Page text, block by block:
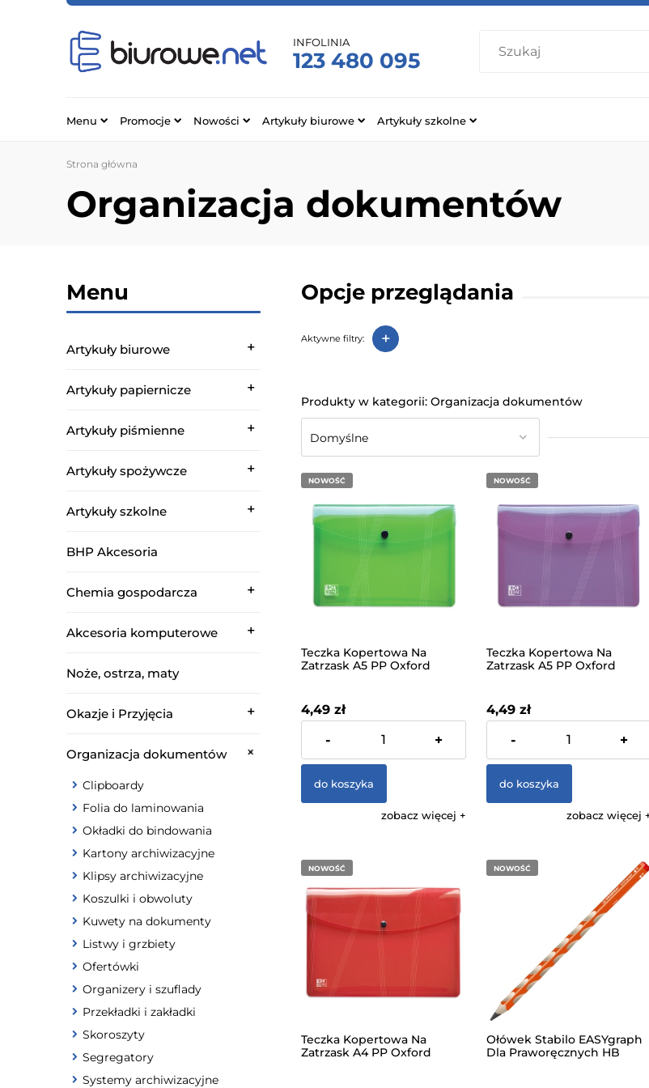
INFOLINIA
123 480 095
Menu Promocje Nowości Artykuły biurowe Artykuły szkolne
Strona główna
Organizacja dokumentów
Menu
Artykuły biurowe
Artykuły papiernicze
Artykuły piśmienne
Artykuły spożywcze
Artykuły szkolne
BHP Akcesoria
Chemia gospodarcza
Akcesoria komputerowe
Noże, ostrza, maty
Okazje i Przyjęcia
Organizacja dokumentów
Clipboardy
Folia do laminowania
Okładki do bindowania
Kartony archiwizacyjne
Klipsy archiwizacyjne
Koszulki i obwoluty
Kuwety na dokumenty
Listwy i grzbiety
Ofertówki
Organizery i szuflady
Przekładki i zakładki
Skoroszyty
Segregatory
Systemy archiwizacyjne
Opcje przeglądania
Aktywne filtry: +
Organizacja dokumentów
Teczka Kopertowa Na
Zatrzask A5 PP Oxford
4,49 zł
zawiera 23% VAT, bez kosztów
- +
do koszyka
zobacz więcej
NOWOŚĆ
Teczka Kopertowa Na
Zatrzask A5 PP Oxford
4,49 zł
zawiera 23% VAT, bez kosztów
- +
do koszyka
zobacz więcej
NOWOŚĆ
Teczka Kopertowa Na
Zatrzask A4 PP Oxford
NOWOŚĆ
Ołówek Stabilo EASYgraph
Dla Praworęcznych HB
NOWOŚĆ